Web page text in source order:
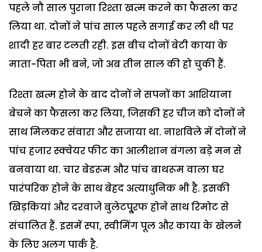
पहले नौ साल पुराना रिश्ता खत्म करने का फैसला कर
लिया था. दोनों ने पांच साल पहले सगाई कर ली थी पर
शादी हर बार टलती रही. इस बीच दोनों बेटी काया के
माता-पिता भी बने, जो अब तीन साल की हो चुकी हैं.
रिश्ता खत्म होने के बाद दोनों ने सपनों का आशियाना
बेचने का फैसला कर लिया, जिसकी हर चीज को दोनों ने
साथ मिलकर संवारा और सजाया था. नाशविले में दोनों ने
पांच हजार स्क्वेयर फीट का आलीशान बंगला बड़े मन से
बनवाया था. चार बेडरूम और पांच बाथरूम वाला घर
पारंपरिक होने के साथ बेहद अत्याधुनिक भी है. इसकी
खिड़कियां और दरवाजे बुलेटपू्रफ होने साथ रिमोट से
संचालित हैं. इसमें स्पा, स्वीमिंग पूल और काया के खेलने
के लिए अलग पार्क है.